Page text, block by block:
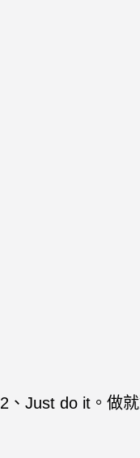
2、Just do it。做就